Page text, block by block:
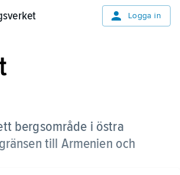
Logga in
bergsområde i östra
till Armenien och